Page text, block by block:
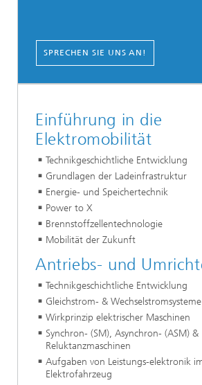
SPRECHEN SIE UNS AN!
Einführung in die
Elektromobilität
Technikgeschichtliche Entwicklung
Grundlagen der Ladeinfrastruktur
Energie- und Speichertechnik
Power to X
Brennstoffzellentechnologie
Mobilität der Zukunft
Antriebs- und
Technikgeschichtliche Entwicklung
Gleichstrom- & Wechselstromsysteme
Wirkprinzip elektrischer Maschinen
Synchron- (SM), Asynchron- (ASM) &
Reluktanzmaschinen
Aufgaben von Leistungs-elektronik
Elektrofahrzeug